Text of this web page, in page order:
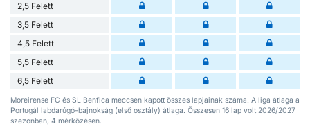
2,5 Felett
3,5 Felett
4,5 Felett
5,5 Felett
6,5 Felett
Moreirense FC és SL Benfica meccsen kapott összes lapjainak száma. A liga átlaga a
Portugál labdarúgó-bajnokság (első osztály) átlaga. Összesen 16 lap volt 2026/2027
szezonban, 4 mérkőzésen.